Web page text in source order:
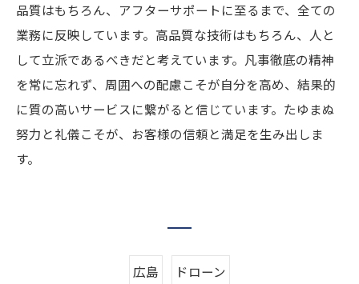
品質はもちろん、アフターサポートに至るまで、全ての
業務に反映しています。高品質な技術はもちろん、人と
して立派であるべきだと考えています。凡事徹底の精神
を常に忘れず、周囲への配慮こそが自分を高め、結果的
に質の高いサービスに繋がると信じています。たゆまぬ
努力と礼儀こそが、お客様の信頼と満足を生み出しま
す。
広島 ドローン